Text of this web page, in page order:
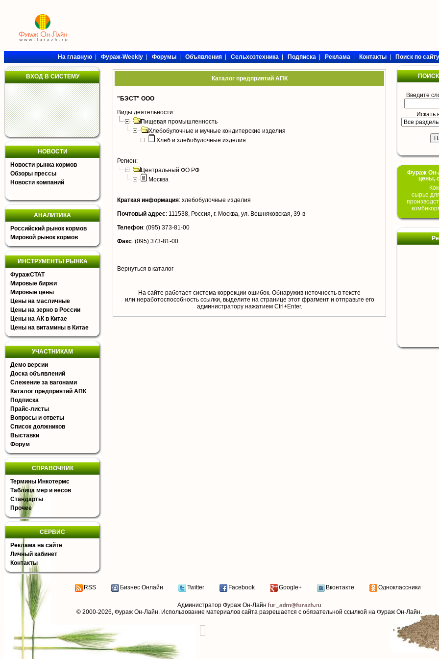
На главную|Фураж-Weekly|Форумы|Объявления|Сельхозтехника|Подписка|Реклама|Контакты|Поиск по сайту
ВХОД В СИСТЕМУ
НОВОСТИ
Новости рынка кормов
Обзоры прессы
Новости компаний
АНАЛИТИКА
Российский рынок кормов
Мировой рынок кормов
ИНСТРУМЕНТЫ РЫНКА
ФуражСТАТ
Мировые биржи
Мировые цены
Цены на масличные
Цены на зерно в России
Цены на АК в Китае
Цены на витамины в Китае
УЧАСТНИКАМ
Демо версии
Доска объявлений
Слежение за вагонами
Каталог предприятий АПК
Подписка
Прайс-листы
Вопросы и ответы
Список должников
Выставки
Форум
СПРАВОЧНИК
Термины Инкотермс
Таблица мер и весов
Стандарты
Прочее
СЕРВИС
Реклама на сайте
Личный кабинет
Контакты
Каталог предприятий АПК
"БЭСТ" ООО
Виды деятельности:
Пищевая промышленность
Хлебобулочные и мучные кондитерские изделия
Хлеб и хлебобулочные изделия
Регион:
Центральный ФО РФ
Москва
Краткая информация: хлебобулочные изделия
Почтовый адрес: 111538, Россия, г. Москва, ул. Вешняковская, 39-в
Телефон: (095) 373-81-00
Факс: (095) 373-81-00
Вернуться в каталог
На сайте работает система коррекции ошибок. Обнаружив неточность в тексте
или неработоспособность ссылки, выделите на странице этот фрагмент и отправьте его
aдминистратору нажатием Ctrl+Enter.
Введите
Искать
Фураж Он-
цены,
сырье
RSS Бизнес Онлайн Twitter Facebook Google+ Вконтакте Одноклассники
Администратор Фураж Он-Лайн
© 2000-2026, Фураж Он-Лайн. Использование материалов сайта разрешается с обязательной ссылкой на Фураж Он-Лайн.